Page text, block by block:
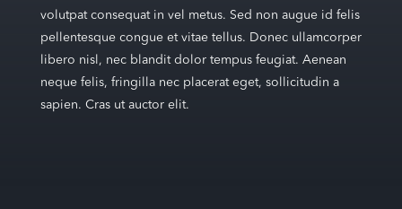
volutpat consequat in vel metus. Sed non augue id felis
pellentesque congue et vitae tellus. Donec ullamcorper
libero nisl, nec blandit dolor tempus feugiat. Aenean
neque felis, fringilla nec placerat eget, sollicitudin a
sapien. Cras ut auctor elit.